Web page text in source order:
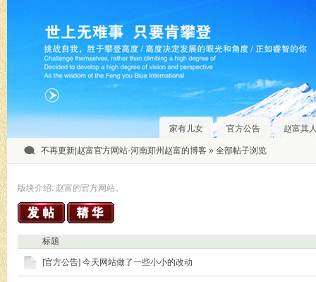
家有儿女 官方公告 赵富其
不再更新|赵富官方网站-河南郑州赵富的博客 » 全部帖子浏览
版块介绍: 赵富的官方网站。
标题
[官方公告] 今天网站做了一些小小的改动